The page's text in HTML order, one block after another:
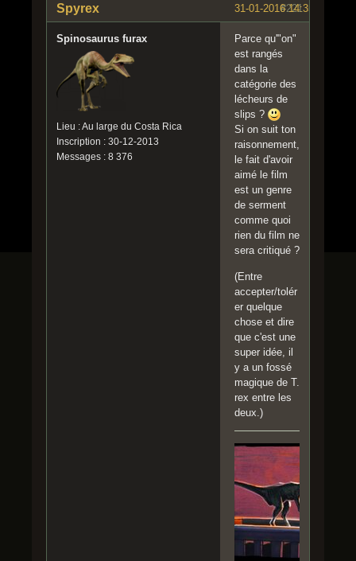
#221
31-01-2016 14:35:14
Spyrex
Spinosaurus furax
Lieu : Au large du Costa Rica
Inscription : 30-12-2013
Messages : 8 376
Parce qu'"on"
est rangés
dans la
catégorie des
lécheurs de
slips ?
Si on suit ton
raisonnement,
le fait d'avoir
aimé le film
est un genre
de serment
comme quoi
rien du film ne
sera critiqué ?
(Entre
accepter/tolér
er quelque
chose et dire
que c'est une
super idée, il
y a un fossé
magique de T.
rex entre les
deux.)